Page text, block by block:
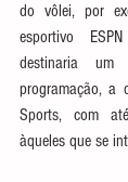
do vôlei, por
esportivo
destinaria
programação, a
Sports, com
àqueles que se